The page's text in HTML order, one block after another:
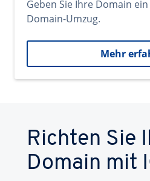
Geben Sie Ihre Domain
Domain-Umzug.
Mehr
Richten Sie
Domain mit